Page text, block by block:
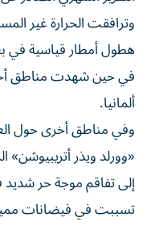
وترافقت الحرارة غير
هطول أمطار قياسية في
في حين شهدت مناطق
ألمانيا.
وفي مناطق أخرى حول
«وورلد ويذر
إلى تفاقم موجة حر
تسببت في فيضانات